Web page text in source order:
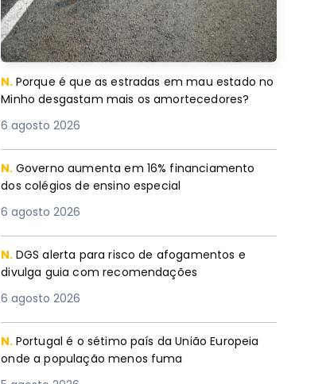
N. Porque é que as estradas em mau estado no
Minho desgastam mais os amortecedores?
6 agosto 2026
N. Governo aumenta em 16% financiamento
dos colégios de ensino especial
6 agosto 2026
N. DGS alerta para risco de afogamentos e
divulga guia com recomendações
6 agosto 2026
N. Portugal é o sétimo país da União Europeia
onde a população menos fuma